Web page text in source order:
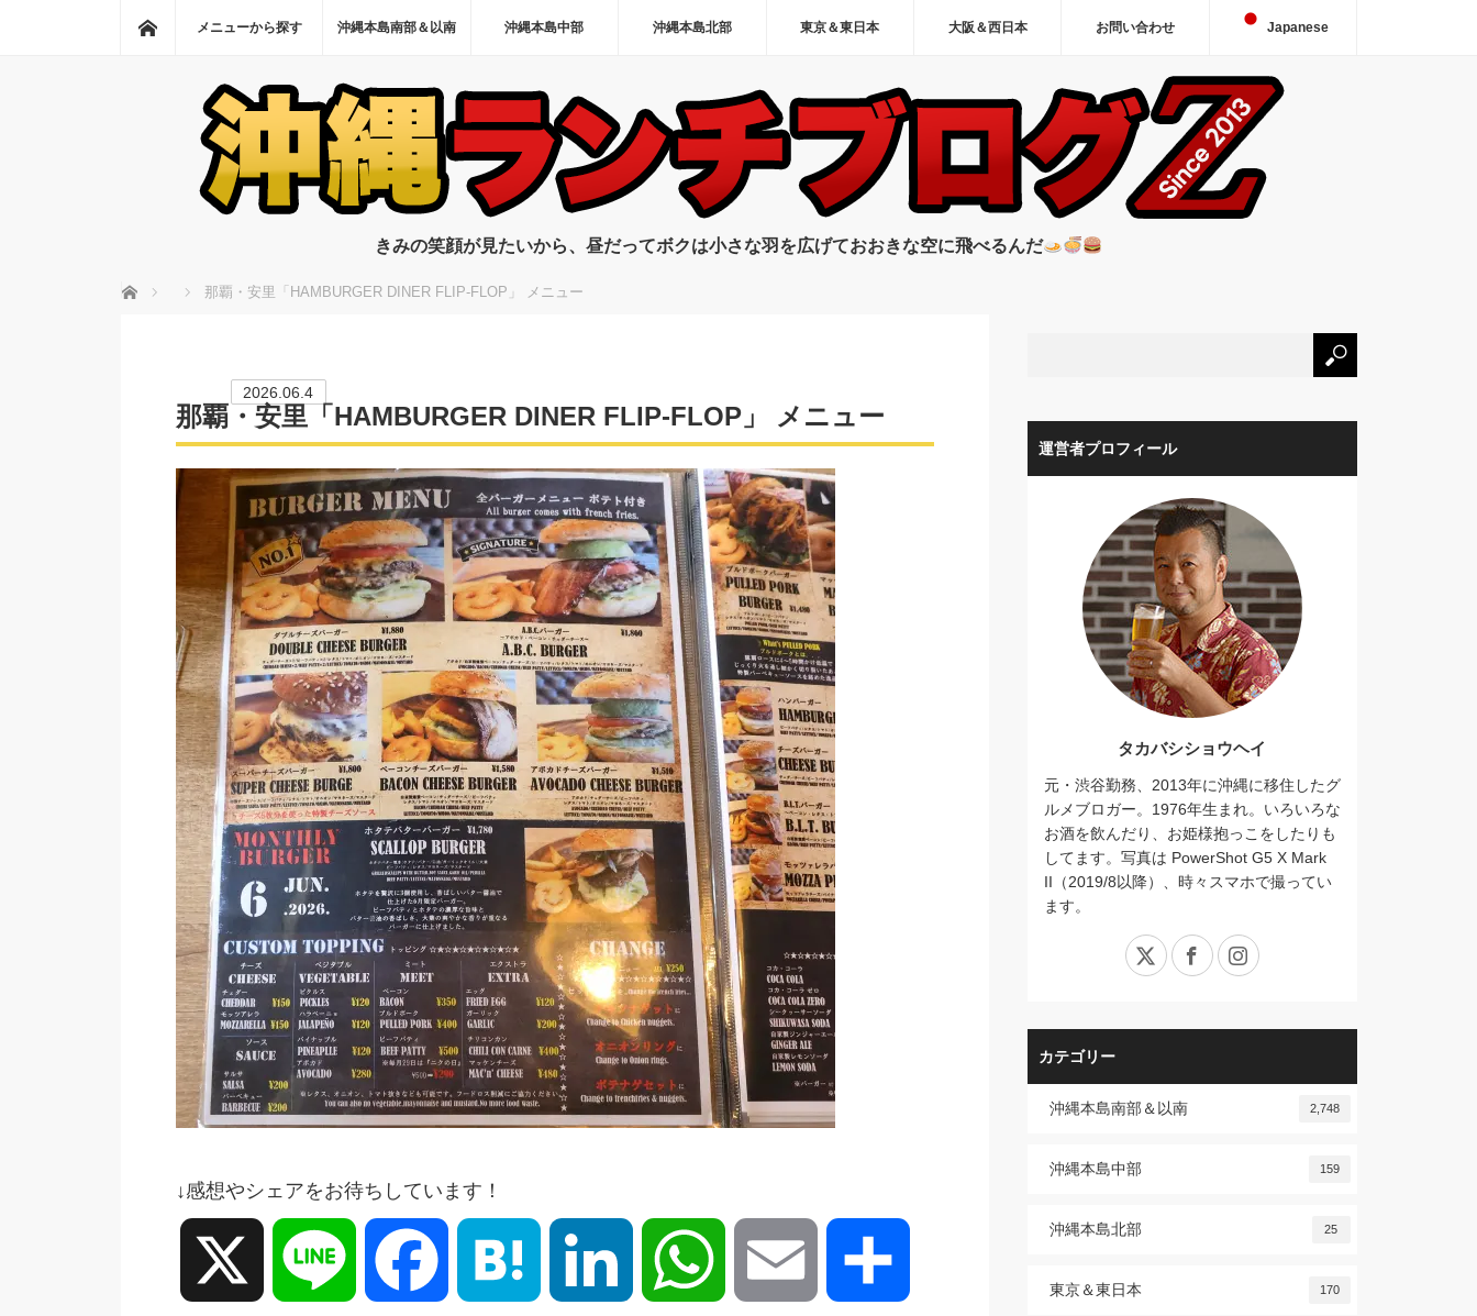
ホーム
メニューから探す 沖縄本島南部＆以南 沖縄本島中部 沖縄本島北部 東京＆東日本 大阪＆西日本 お問い合わせ Japanese
きみの笑顔が見たいから、昼だってボクは小さな羽を広げておおきな空に飛べるんだ
ホーム 那覇・安里「HAMBURGER DINER FLIP-FLOP」 メニュー
2026.06.4
那覇・安里「HAMBURGER DINER FLIP-FLOP」 メニュー
↓感想やシェアをお待ちしています！
Line Facebook Hatena LinkedIn WhatsApp Email
運営者プロフィール
タカバシショウヘイ
元・渋谷勤務、2013年に沖縄に移住したグ
ルメブロガー。1976年生まれ。いろいろな
お酒を飲んだり、お姫様抱っこをしたりも
してます。写真は PowerShot G5 X Mark
II（2019/8以降）、時々スマホで撮ってい
ます。
X FacebookInstagram
カテゴリー
沖縄本島南部＆以南 2,748
沖縄本島中部 159
沖縄本島北部 25
東京＆東日本 170